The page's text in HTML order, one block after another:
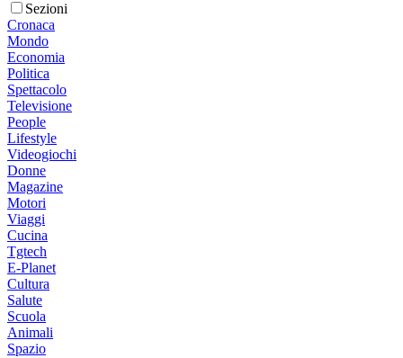
Sezioni
Cronaca
Mondo
Economia
Politica
Spettacolo
Televisione
People
Lifestyle
Videogiochi
Donne
Magazine
Motori
Viaggi
Cucina
Tgtech
E-Planet
Cultura
Salute
Scuola
Animali
Spazio